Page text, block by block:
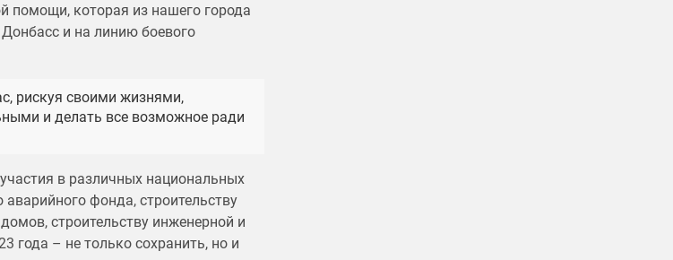
помощи, которая из нашего города
и на линию боевого
рискуя своими жизнями,
и делать все возможное ради
в различных национальных
фонда, строительству
строительству инженерной и
года – не только сохранить, но и